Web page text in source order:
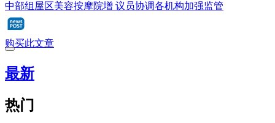
中部组屋区美容按摩院增 议员协调各机构加强监管
购买此文章
最新
热门